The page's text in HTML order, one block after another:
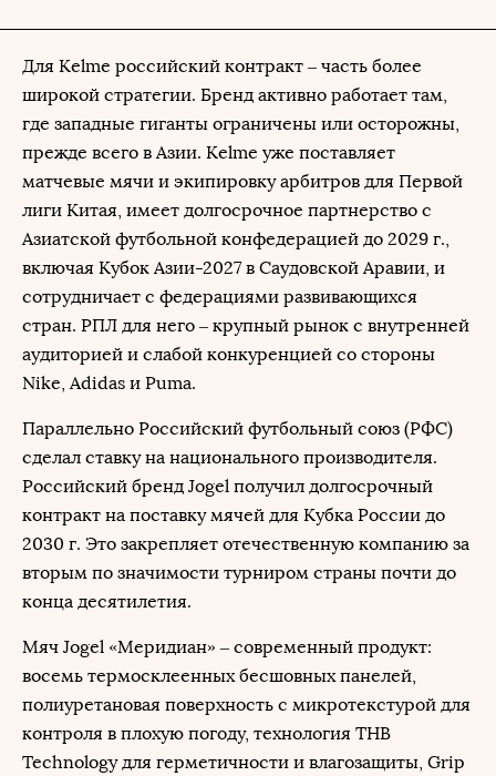
Для Kelme российский контракт – часть более
широкой стратегии. Бренд активно работает там,
где западные гиганты ограничены или осторожны,
прежде всего в Азии. Kelme уже поставляет
матчевые мячи и экипировку арбитров для Первой
лиги Китая, имеет долгосрочное партнерство с
Азиатской футбольной конфедерацией до 2029 г.,
включая Кубок Азии-2027 в Саудовской Аравии, и
сотрудничает с федерациями развивающихся
стран. РПЛ для него – крупный рынок с внутренней
аудиторией и слабой конкуренцией со стороны
Nike, Adidas и Puma.
Параллельно Российский футбольный союз (РФС)
сделал ставку на национального производителя.
Российский бренд Jogel получил долгосрочный
контракт на поставку мячей для Кубка России до
2030 г. Это закрепляет отечественную компанию за
вторым по значимости турниром страны почти до
конца десятилетия.
Мяч Jogel «Меридиан» – современный продукт:
восемь термосклеенных бесшовных панелей,
полиуретановая поверхность с микротекстурой для
контроля в плохую погоду, технология THB
Technology для герметичности и влагозащиты, Grip